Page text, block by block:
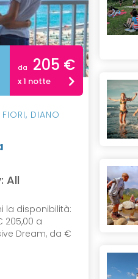
da 205 €
x 1 notte
, DIANO
All
la disponibilità:
205,00 a
Dream, da €